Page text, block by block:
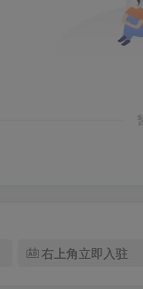
右上角立即入驻